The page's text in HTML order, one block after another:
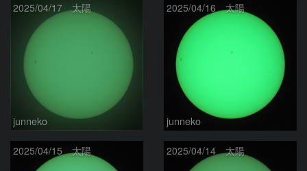
2025/04/17 太陽
junneko
2025/04/16 太陽
junneko
2025/04/15 太陽 2025/04/14 太陽